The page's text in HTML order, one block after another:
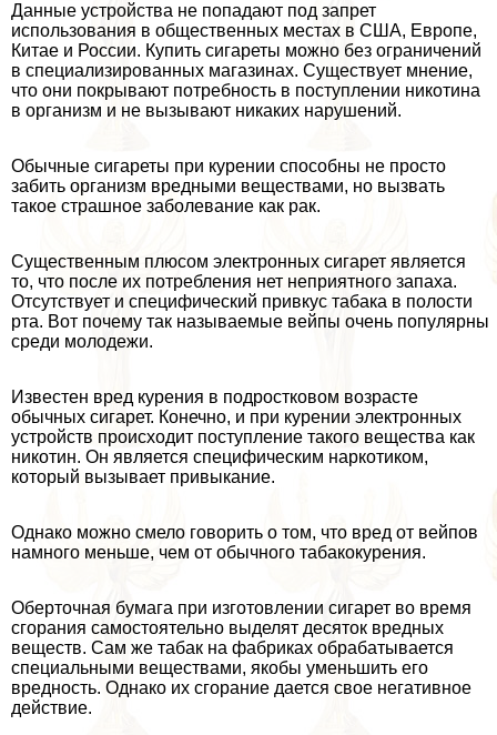
Данные устройства не попадают под запрет
использования в общественных местах в США, Европе,
Китае и России. Купить сигареты можно без ограничений
в специализированных магазинах. Существует мнение,
что они покрывают потребность в поступлении никотина
в организм и не вызывают никаких нарушений.
Обычные сигареты при курении способны не просто
забить организм вредными веществами, но вызвать
такое страшное заболевание как paк.
Существенным плюсом электронных сигарет является
то, что после их потрeбления нет неприятного запаха.
Отсутствует и специфический привкус табака в полости
рта. Вот почему так называемые вейпы очень популярны
среди молодежи.
Известен вред курения в подростковом возрасте
обычных сигарет. Конечно, и при курении электронных
устройств происходит поступление такого вещества как
никотин. Он является специфическим наркотиком,
который вызывает привыкание.
Однако можно смело говорить о том, что вред от вейпов
намного меньше, чем от обычного табакокурения.
Оберточная бумага при изготовлении сигарет во время
сгорания самостоятельно выделят десяток вредных
веществ. Сам же табак на фабриках обpaбатывается
специальными веществами, якобы уменьшить его
вредность. Однако их сгорание дается свое негативное
действие.